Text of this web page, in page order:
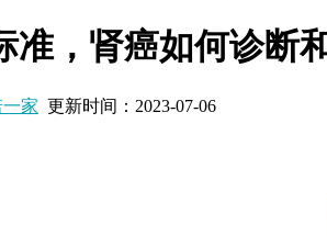
准，肾癌如何诊断
家 更新时间： 2023-07-06